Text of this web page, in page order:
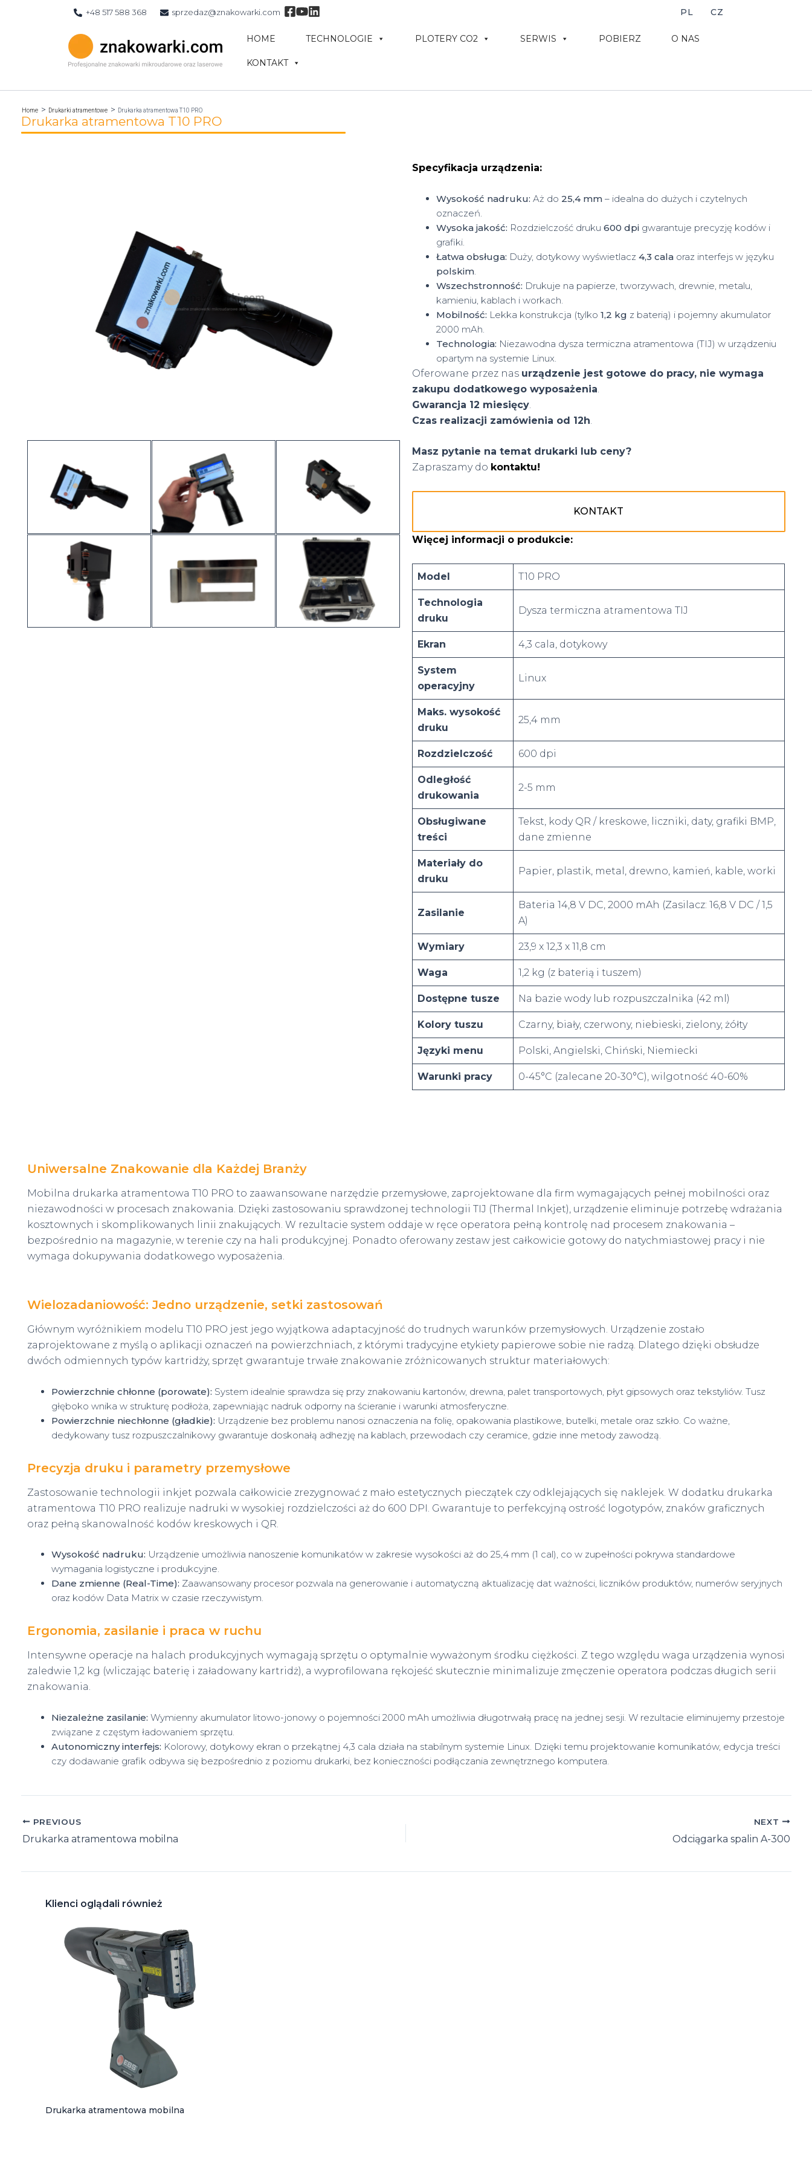
+48 517 588 368 sprzedaz@znakowarki.com PL CZ
HOME TECHNOLOGIE PLOTERY CO2 SERWIS POBIERZ O NAS
KONTAKT
Home Drukarki atramentowe Drukarka atramentowa T10 PRO
Drukarka atramentowa T10 PRO
Specyfikacja urządzenia:
Wysokość nadruku: Aż do 25,4 mm – idealna do dużych i czytelnych
oznaczeń.
Wysoka jakość: Rozdzielczość druku 600 dpi gwarantuje precyzję kodów i
grafiki.
Łatwa obsługa: Duży, dotykowy wyświetlacz 4,3 cala oraz interfejs w języku
polskim
Wszechstronność: Drukuje na papierze, tworzywach, drewnie, metalu,
kamieniu, kablach i workach.
Mobilność: Lekka konstrukcja (tylko 1,2 kg z baterią) i pojemny akumulator
2000 mAh.
Technologia: Niezawodna dysza termiczna atramentowa (TIJ) w urządzeniu
opartym na systemie Linux.
Oferowane przez nas urządzenie jest gotowe do pracy, nie wymaga
zakupu dodatkowego wyposażenia
Gwarancja 12 miesięcy
Czas realizacji zamówienia od 12h
Masz pytanie na temat drukarki lub ceny?
Zapraszamy do kontaktu!
KONTAKT
Więcej informacji o produkcie:
Model T10 PRO
Technologia
druku
Dysza termiczna atramentowa TIJ
Ekran 4,3 cala, dotykowy
System
operacyjny
Linux
Maks. wysokość
druku
25,4 mm
Rozdzielczość 600 dpi
Odległość
drukowania
2-5 mm
Obsługiwane
treści
Tekst, kody QR / kreskowe, liczniki, daty, grafiki BMP,
dane zmienne
Materiały do
druku
Papier, plastik, metal, drewno, kamień, kable, worki
Zasilanie
Bateria 14,8 V DC, 2000 mAh (Zasilacz: 16,8 V DC / 1,5
A)
Wymiary 23,9 x 12,3 x 11,8 cm
Waga 1,2 kg (z baterią i tuszem)
Dostępne tusze Na bazie wody lub rozpuszczalnika (42 ml)
Kolory tuszu Czarny, biały, czerwony, niebieski, zielony, żółty
Języki menu Polski, Angielski, Chiński, Niemiecki
Warunki pracy 0-45°C (zalecane 20-30°C), wilgotność 40-60%
Uniwersalne Znakowanie dla Każdej Branży
Mobilna drukarka atramentowa T10 PRO to zaawansowane narzędzie przemysłowe, zaprojektowane dla firm wymagających pełnej mobilności oraz
niezawodności w procesach znakowania. Dzięki zastosowaniu sprawdzonej technologii TIJ (Thermal Inkjet), urządzenie eliminuje potrzebę wdrażania
kosztownych i skomplikowanych linii znakujących. W rezultacie system oddaje w ręce operatora pełną kontrolę nad procesem znakowania –
bezpośrednio na magazynie, w terenie czy na hali produkcyjnej. Ponadto oferowany zestaw jest całkowicie gotowy do natychmiastowej pracy i nie
wymaga dokupywania dodatkowego wyposażenia.
Wielozadaniowość: Jedno urządzenie, setki zastosowań
Głównym wyróżnikiem modelu T10 PRO jest jego wyjątkowa adaptacyjność do trudnych warunków przemysłowych. Urządzenie zostało
zaprojektowane z myślą o aplikacji oznaczeń na powierzchniach, z którymi tradycyjne etykiety papierowe sobie nie radzą. Dlatego dzięki obsłudze
dwóch odmiennych typów kartridży, sprzęt gwarantuje trwałe znakowanie zróżnicowanych struktur materiałowych:
Powierzchnie chłonne (porowate): System idealnie sprawdza się przy znakowaniu kartonów, drewna, palet transportowych, płyt gipsowych oraz tekstyliów. Tusz
głęboko wnika w strukturę podłoża, zapewniając nadruk odporny na ścieranie i warunki atmosferyczne.
Powierzchnie niechłonne (gładkie): Urządzenie bez problemu nanosi oznaczenia na folię, opakowania plastikowe, butelki, metale oraz szkło. Co ważne,
dedykowany tusz rozpuszczalnikowy gwarantuje doskonałą adhezję na kablach, przewodach czy ceramice, gdzie inne metody zawodzą.
Precyzja druku i parametry przemysłowe
Zastosowanie technologii inkjet pozwala całkowicie zrezygnować z mało estetycznych pieczątek czy odklejających się naklejek. W dodatku drukarka
atramentowa T10 PRO realizuje nadruki w wysokiej rozdzielczości aż do 600 DPI. Gwarantuje to perfekcyjną ostrość logotypów, znaków graficznych
oraz pełną skanowalność kodów kreskowych i QR.
Wysokość nadruku: Urządzenie umożliwia nanoszenie komunikatów w zakresie wysokości aż do 25,4 mm (1 cal), co w zupełności pokrywa standardowe
wymagania logistyczne i produkcyjne.
Dane zmienne (Real-Time): Zaawansowany procesor pozwala na generowanie i automatyczną aktualizację dat ważności, liczników produktów, numerów seryjnych
oraz kodów Data Matrix w czasie rzeczywistym.
Ergonomia, zasilanie i praca w ruchu
Intensywne operacje na halach produkcyjnych wymagają sprzętu o optymalnie wyważonym środku ciężkości. Z tego względu waga urządzenia wynosi
zaledwie 1,2 kg (wliczając baterię i załadowany kartridż), a wyprofilowana rękojeść skutecznie minimalizuje zmęczenie operatora podczas długich serii
znakowania.
Niezależne zasilanie: Wymienny akumulator litowo-jonowy o pojemności 2000 mAh umożliwia długotrwałą pracę na jednej sesji. W rezultacie eliminujemy przestoje
związane z częstym ładowaniem sprzętu.
Autonomiczny interfejs: Kolorowy, dotykowy ekran o przekątnej 4,3 cala działa na stabilnym systemie Linux. Dzięki temu projektowanie komunikatów, edycja treści
czy dodawanie grafik odbywa się bezpośrednio z poziomu drukarki, bez konieczności podłączania zewnętrznego komputera.
Post
navigation
PREVIOUS
Drukarka atramentowa mobilna
NEXT
Odciągarka spalin A-300
Klienci oglądali również
Drukarka atramentowa mobilna